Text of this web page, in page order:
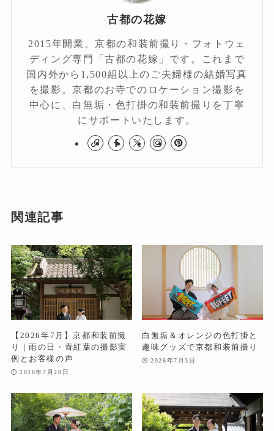
古都の花嫁
2015年開業。京都の和装前撮り・フォトウェ
ディング専門「古都の花嫁」です。これまで
国内外から1,500組以上のご夫婦様の結婚写真
を撮影。京都のお寺でのロケーション撮影を
中心に、白無垢・色打掛の和装前撮りを丁寧
にサポートいたします。
関連記事
【2026年7月】京都和装前撮
り｜雨の日・青紅葉の撮影実
例とお客様の声
2026年7月28日
白無垢＆オレンジの色打掛と
趣味グッズで京都和装前撮り
2026年7月3日